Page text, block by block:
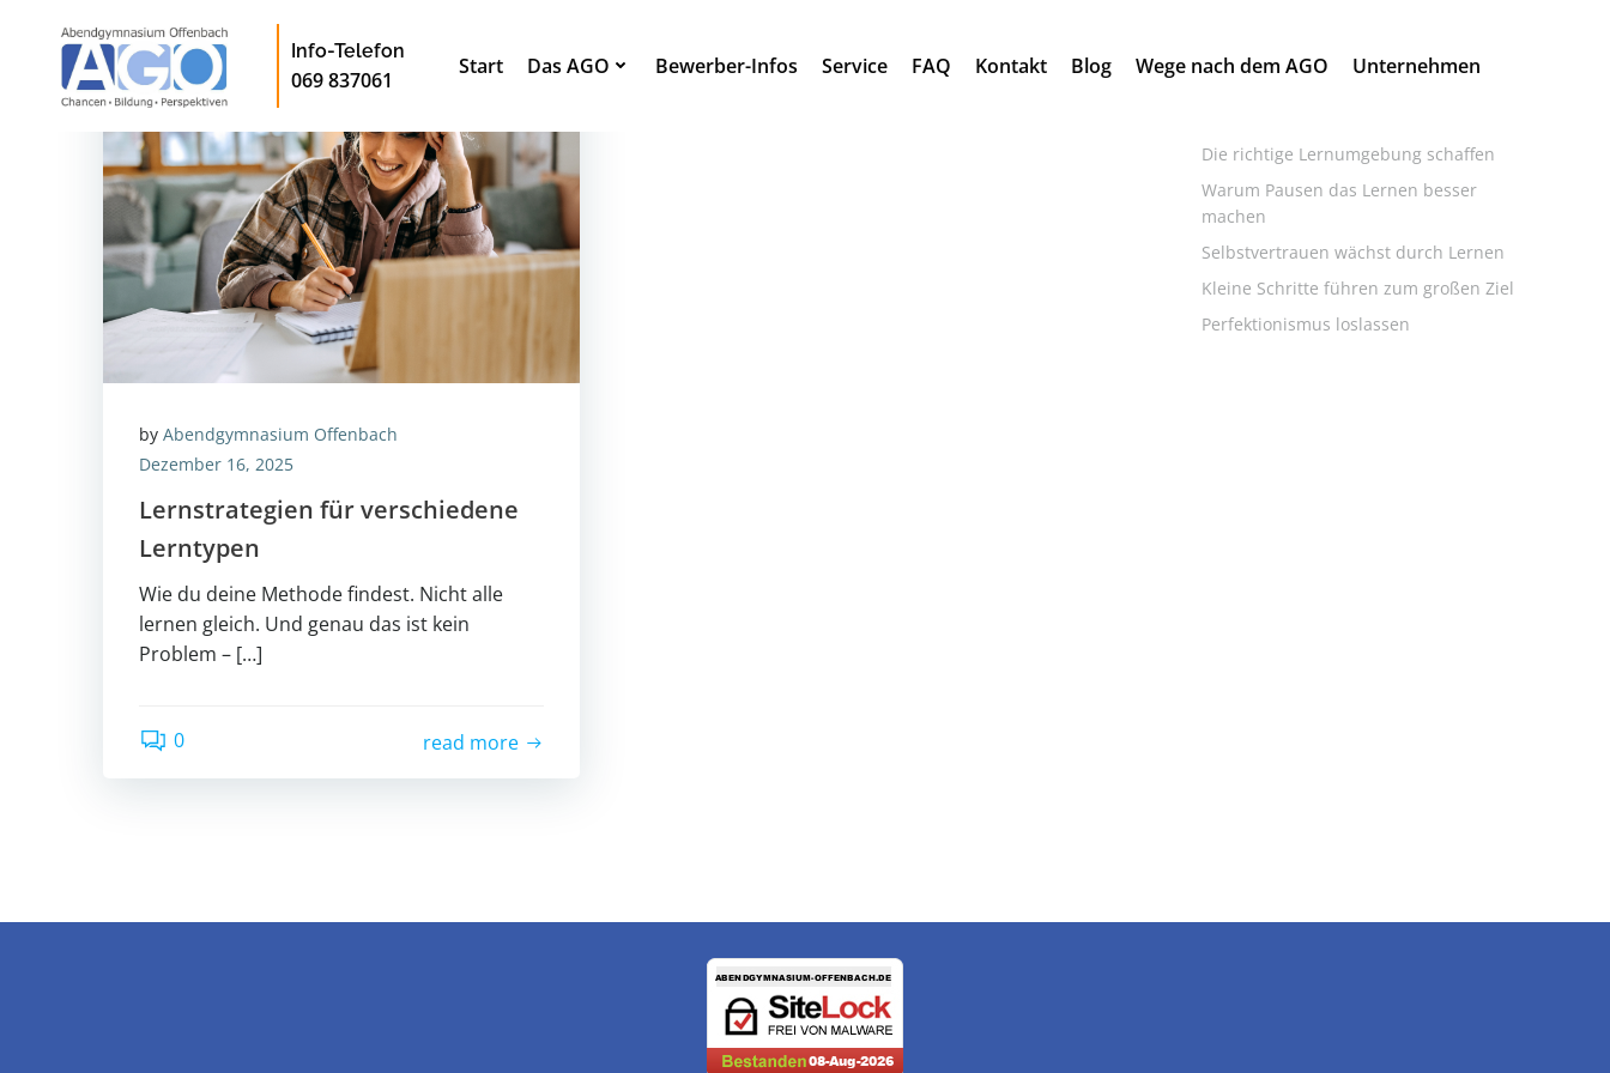
springen
Info-Telefon
069 837061
Start Das AGO Bewerber-Infos Service FAQ Kontakt Blog Wege nach dem AGO Unternehmen
by Abendgymnasium Offenbach
Dezember 16, 2025
Lernstrategien für verschiedene
Lerntypen
Wie du deine Methode findest. Nicht alle
lernen gleich. Und genau das ist kein
Problem – […]
0 read more
for:
Die richtige Lernumgebung schaffen
Warum Pausen das Lernen besser
machen
Selbstvertrauen wächst durch Lernen
Kleine Schritte führen zum großen Ziel
Perfektionismus loslassen